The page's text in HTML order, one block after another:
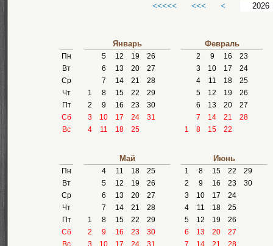
<<<<< <<< <
Пн
Вт
Ср
Чт
Пт
Сб
Вс
Январь
5 12 19
26
6
13 20
27
7
14 21
28
1
8 15 22
29
2
9 16 23
30
3
10 17 24
31
4
11 18 25
Февраль
2 9 16
23
3
10 17
24
4
11 18
25
5
12 19
26
6
13 20
27
7
14 21
28
1
8 15 22
Пн
Вт
Ср
Чт
Пт
Сб
Вс
Май
4 11 18
25
5
12 19
26
6
13 20
27
7
14 21
28
1
8 15 22
29
2
9 16 23
30
3
10 17 24 31
Июнь
1 8 15 22
29
2
9 16 23
30
3
10 17
24
4
11 18
25
5
12 19
26
6
13 20
27
7
14 21 28